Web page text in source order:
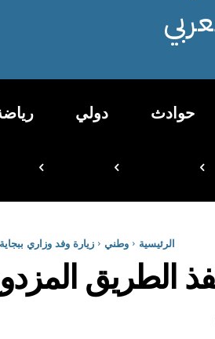
حوادث دولي
الرئيسية وطني زيارة وفد وزاري
الطريق